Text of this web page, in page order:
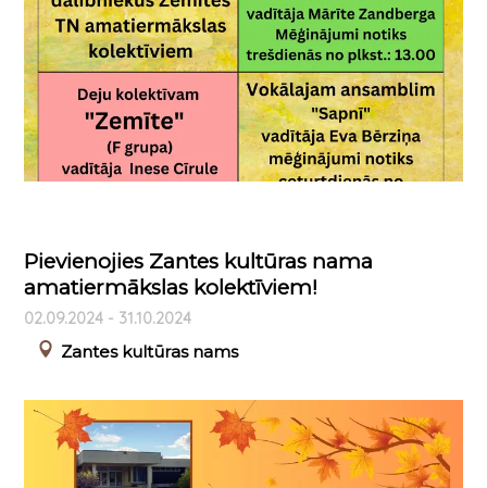
Pievienojies Zantes kultūras nama
amatiermākslas kolektīviem!
02.09.2024 - 31.10.2024
Zantes kultūras nams